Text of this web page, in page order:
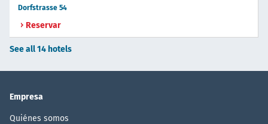
Dorfstrasse 54
Reservar
See all 14 hotels
Empresa
Quiénes somos